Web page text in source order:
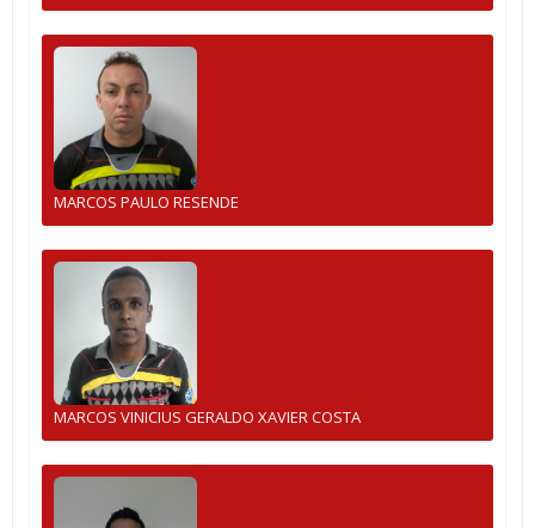
MARCOS PAULO RESENDE
MARCOS VINICIUS GERALDO XAVIER COSTA